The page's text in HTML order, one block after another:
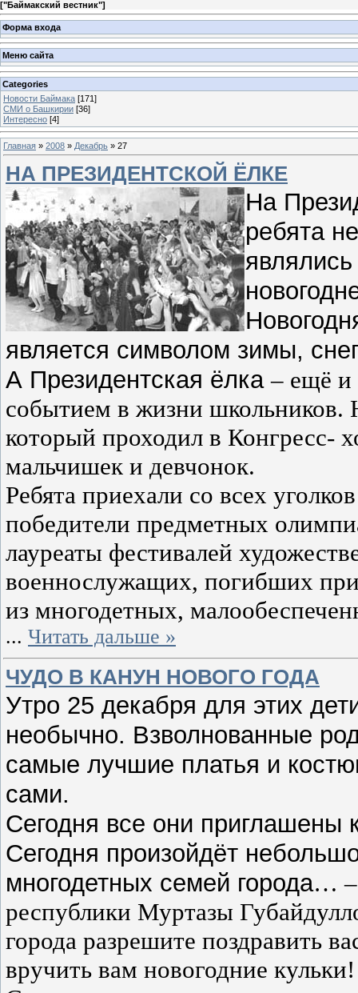
["Баймакский вестник"]
Форма входа
Меню сайта
Categories
Новости Баймака [171]
СМИ о Башкирии [36]
Интересно [4]
Главная » 2008 » Декабрь » 27
НА ПРЕЗИДЕНТСКОЙ ЁЛКЕ
На
ребята
является символом зимы,
А Президентская ёлка– ещё и
событием в жизни школьников.
который проходил в Конгресс-
мальчишек и девчонок.
Ребята приехали со всех
победители предметных
лауреаты фестивалей
военнослужащих, погибших
из многодетных,
... Читать дальше »
ЧУДО В КАНУН НОВОГО ГОДА
Утро 25 декабря для этих
необычно. Взволнованные
самые лучшие платья и
сами.
Сегодня все они приглашены
Сегодня произойдёт
многодетных семей города…
республики Муртазы
города разрешите поздравить
вручить вам новогодние